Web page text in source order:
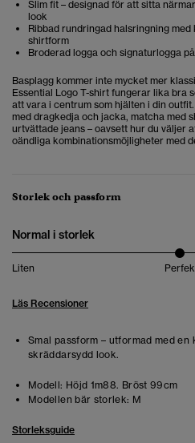
Slim fit – designad för att sitta
look
Ribbad rundringad halsringning
shirtform
Broderad logga och signaturlogga
Basplagg kommer inte mycket mer
Essential Logo T-shirt fungerar lika bra
att vara i centrum som hjälten i din
med dragkedja och jacka, matcha med
urtvättade jeans – oavsett hur du väljer
oändliga kombinationsmöjligheter med
Storlek och passform
Normal i storlek
Liten
Läs Recensioner
Smal passform – utformad med
skräddarsydd look.
Modell: Höjd 1m88. Bröst 99cm
Modellen bär storlek: M
Storleksguide